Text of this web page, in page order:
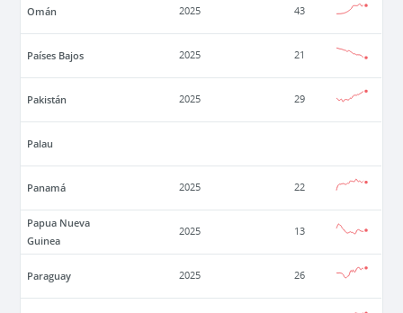
Omán 2025 43
Países Bajos 2025 21
Pakistán 2025 29
Palau
Panamá 2025 22
Papua Nueva
Guinea
2025 13
Paraguay 2025 26